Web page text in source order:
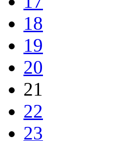
18
19
20
21
22
23